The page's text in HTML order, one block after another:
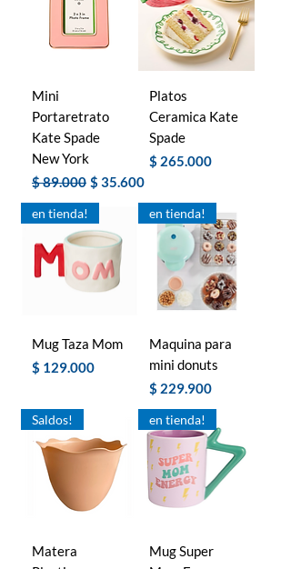
Mini
Portaretrato
Kate Spade
New York
Precio
$ 89.000 Precio de oferta
$ 35.600
Platos
Ceramica Kate
Spade
Precio
$ 265.000
en tienda!
Mug Taza Mom
Precio
$ 129.000
en tienda!
Maquina para
mini donuts
Precio
$ 229.900
Saldos!
Matera
en tienda!
Mug Super